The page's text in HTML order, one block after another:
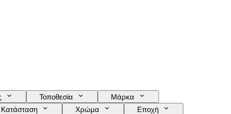
Τοποθεσία
Μάρκα
Κατάσταση Χρώμα
Εποχή